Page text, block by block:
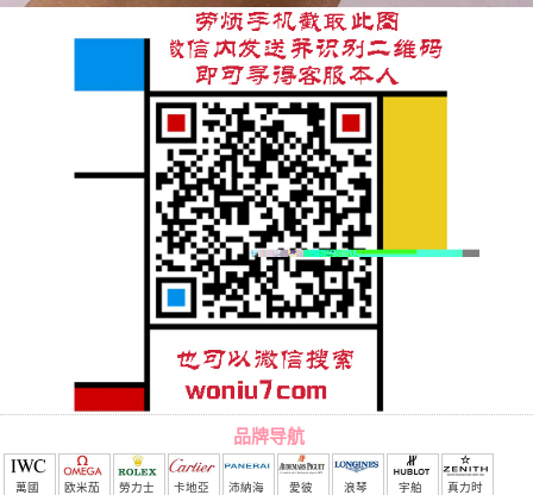
品牌导航
萬國 欧米茄 勞力士 卡地亞 沛納海 愛彼 浪琴 宇舶 真力时